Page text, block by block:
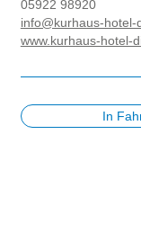
05922 98920
info@kurhaus-hotel-
www.kurhaus-hotel-
In